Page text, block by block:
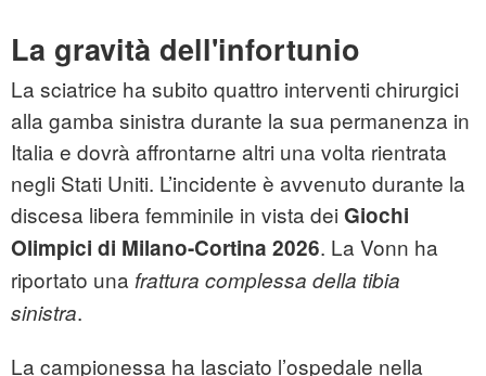
La gravità dell'infortunio
La sciatrice ha subito quattro interventi chirurgici
alla gamba sinistra durante la sua permanenza in
Italia e dovrà affrontarne altri una volta rientrata
negli Stati Uniti. L’incidente è avvenuto durante la
discesa libera femminile in vista dei Giochi
Olimpici di Milano-Cortina 2026. La Vonn ha
riportato una frattura complessa della tibia
sinistra.
La campionessa ha lasciato l’ospedale nella